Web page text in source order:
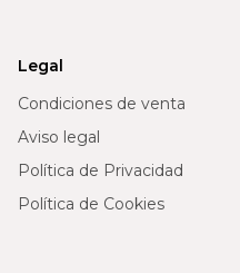
Legal
Condiciones de venta
Aviso legal
Política de Privacidad
Política de Cookies